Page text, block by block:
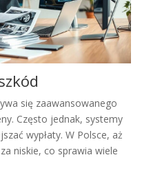
się zaawansowanego
Często jednak, systemy
wypłaty. W Polsce, aż
niskie, co sprawia wiele